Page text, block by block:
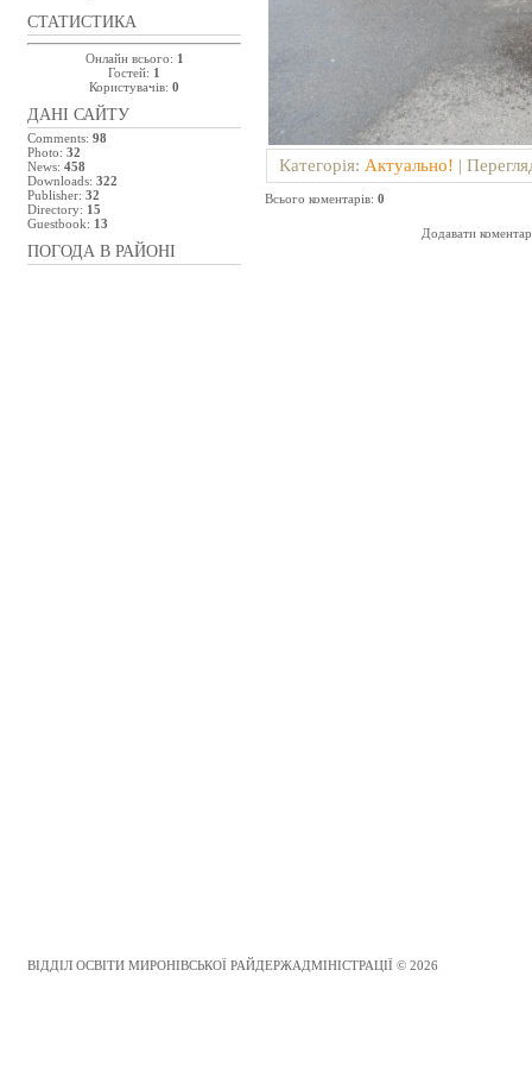
СТАТИСТИКА
Онлайн всього: 1
Гостей: 1
Користувачів: 0
ДАНІ САЙТУ
Comments: 98
Photo: 32
News: 458
Downloads: 322
Publisher: 32
Directory: 15
Guestbook: 13
ПОГОДА В РАЙОНІ
Категорія: Актуально! |
Всього коментарів: 0
Додавати
ВІДДІЛ ОСВІТИ МИРОНІВСЬКОЇ РАЙДЕРЖАДМІНІСТРАЦІЇ © 2026